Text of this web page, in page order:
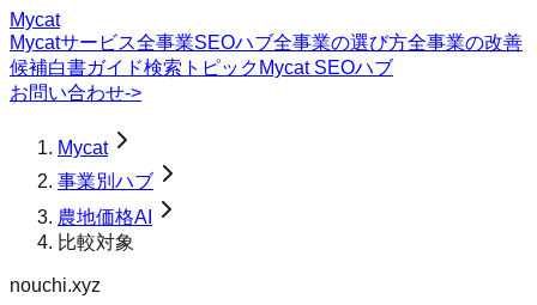
Mycat
Mycatサービス全事業SEOハブ全事業の選び方全事業の改善
候補白書ガイド検索トピック Mycat SEOハブ
お問い合わせ->
Mycat
事業別ハブ
農地価格AI
比較対象
nouchi.xyz